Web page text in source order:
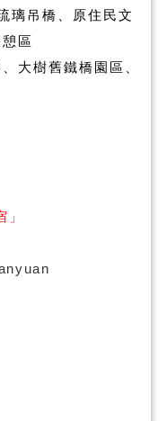
璃吊橋、原住民文
區
大樹舊鐵橋園區、
」